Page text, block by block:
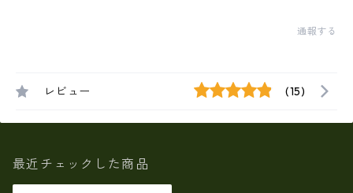
通報する
レビュー (15)
最近チェックした商品